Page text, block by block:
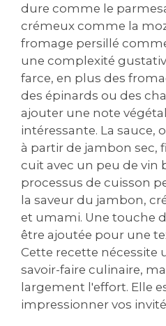
dure comme le
crémeux comme la
fromage persillé
une complexité
farce‚ en plus des
des épinards ou des
ajouter une note
intéressante. La sauce‚
à partir de jambon sec‚
cuit avec un peu de vin
processus de cuisson
la saveur du jambon‚
et umami. Une touche
être ajoutée pour une
Cette recette nécessite
savoir-faire culinaire‚
largement l'effort. Elle
impressionner vos